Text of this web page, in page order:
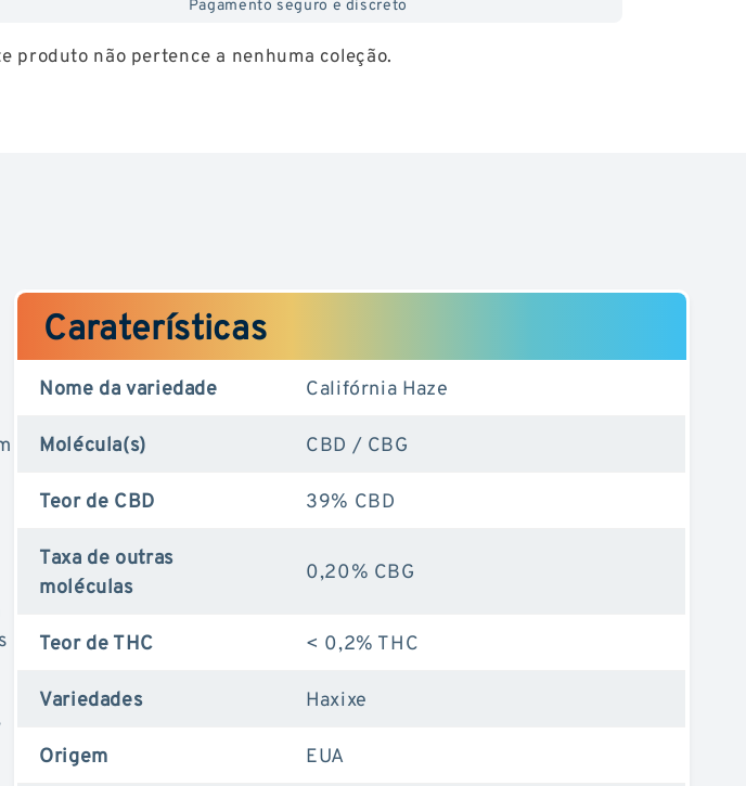
CBD
CBD
produto não pertence a nenhuma coleção.
Caraterísticas
Nome da variedade
Califórnia Haze
Molécula(s)
CBD / CBG
Teor de CBD
39% CBD
Taxa de outras
moléculas
0,20% CBG
Teor de THC
< 0,2% THC
Variedades
Haxixe
Origem
EUA